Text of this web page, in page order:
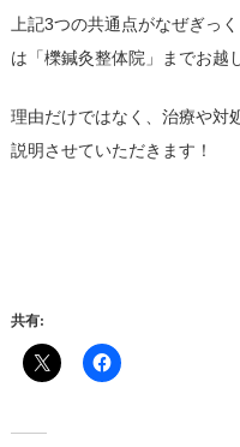
上記3つの共通点がなぜぎっ
は「櫟鍼灸整体院」までお越
理由だけではなく、治療や対
説明させていただきます！
共有: